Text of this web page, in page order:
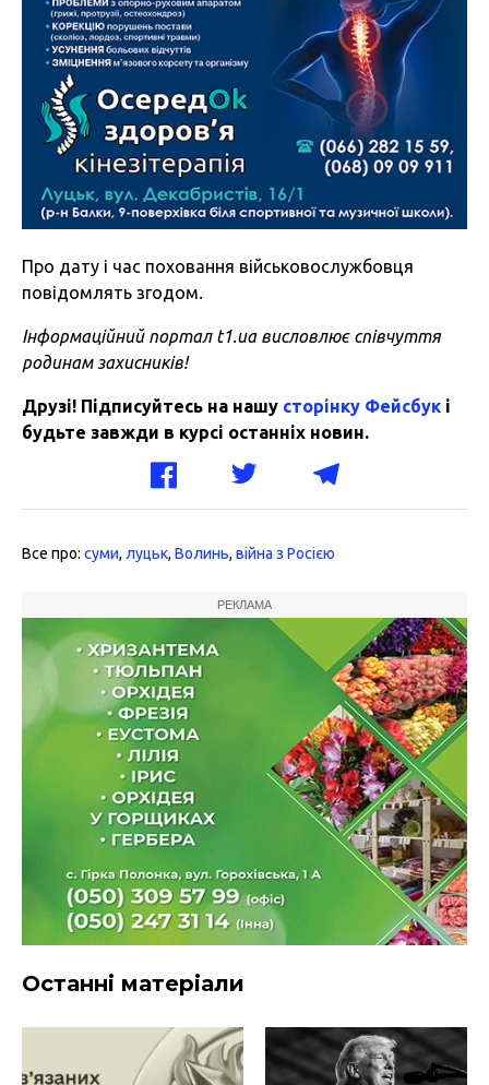
Про дату і час поховання військовослужбовця
повідомлять згодом.
Інформаційний портал t1.ua висловлює співчуття
родинам захисників!
Друзі! Підписуйтесь на нашу сторінку Фейсбук і
будьте завжди в курсі останніх новин.
Все про: суми, луцьк, Волинь, війна з Росією
РЕКЛАМА
Останні матеріали